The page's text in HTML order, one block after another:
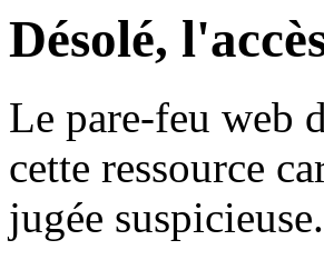
Désolé,
Le pare-feu web
cette ressource
jugée suspicieuse.